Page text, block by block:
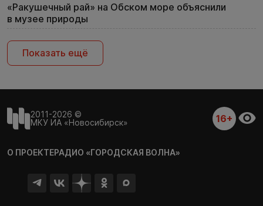
«Ракушечный рай» на Обском море объяснили
в музее природы
Показать ещё
2011-2026 ©
МКУ ИА «Новосибирск»
16+
О ПРОЕКТЕРАДИО «ГОРОДСКАЯ ВОЛНА»